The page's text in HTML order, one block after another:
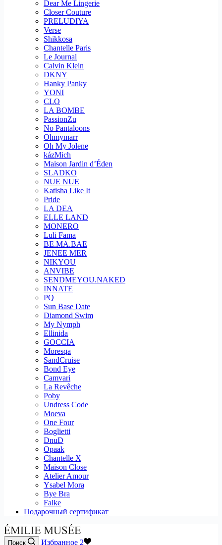
Dear Me Lingerie
Closer Couture
PRELUDIYA
Verse
Shikkosa
Chantelle Paris
Le Journal
Calvin Klein
DKNY
Hanky Panky
YONI
CLO
LA BOMBE
PassionZu
No Pantaloons
Ohmymarr
Oh My Jolene
kázMich
Maison Jardin d’Éden
SLADKO
NUE NUE
Katisha Like It
Pride
LA DEA
ELLE LAND
MONERO
Luli Fama
BE.MA.BAE
JENEE MER
NIKYOU
ANVIBE
SENDMEYOU.NAKED
INNATE
PQ
Sun Base Date
Diamond Swim
My Nymph
Ellinida
GOCCIA
Moresqa
SandCruise
Bond Eye
Camvari
La Revêche
Poby
Undress Code
Moeva
One Four
Boglietti
DnuD
Opaak
Chantelle X
Maison Close
Atelier Amour
Ysabel Mora
Bye Bra
Falke
Подарочный сертификат
Поиск Избранное 2